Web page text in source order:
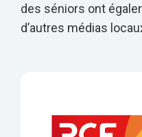
des séniors ont
d’autres médias